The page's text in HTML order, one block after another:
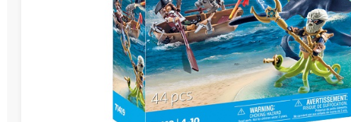
Play Set
Όπλα
Διάφορες Κατασκευές
Σπόρ